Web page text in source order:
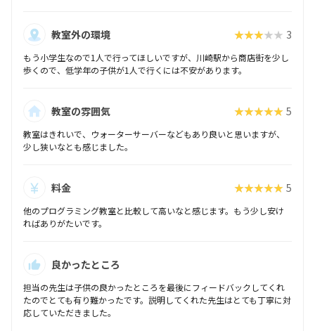
教室外の環境 ★★★★★ 3
もう小学生なので1人で行ってほしいですが、川崎駅から商店街を少し
歩くので、低学年の子供が1人で行くには不安があります。
教室の雰囲気 ★★★★★ 5
教室はきれいで、ウォーターサーバーなどもあり良いと思いますが、
少し狭いなとも感じました。
料金 ★★★★★ 5
他のプログラミング教室と比較して高いなと感じます。もう少し安け
ればありがたいです。
良かったところ
担当の先生は子供の良かったところを最後にフィードバックしてくれ
たのでとても有り難かったです。説明してくれた先生はとても丁寧に対
応していただきました。